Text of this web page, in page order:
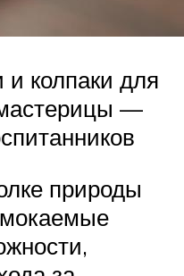
и колпаки для
—
природы